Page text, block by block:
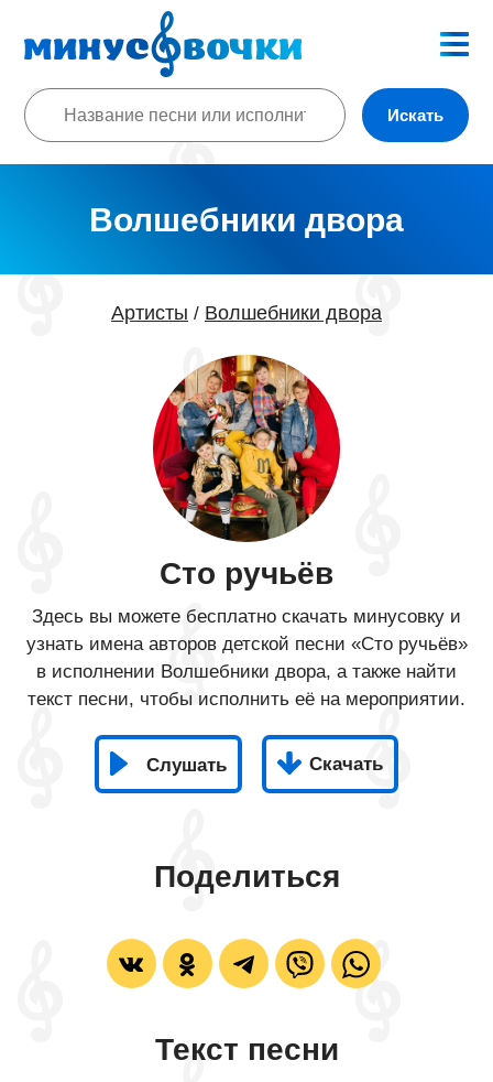
Искать
Волшебники двора
Артисты / Волшебники двора
Сто ручьёв
Здесь вы можете бесплатно скачать минусовку и
узнать имена авторов детской песни «Сто ручьёв»
в исполнении Волшебники двора, а также найти
текст песни, чтобы исполнить её на мероприятии.
Слушать Скачать
Поделиться
Текст песни